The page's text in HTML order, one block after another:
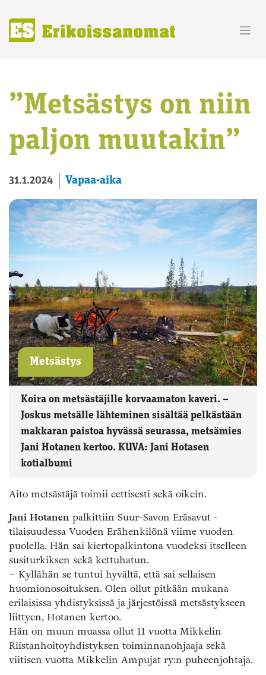
content
”Metsästys on niin
paljon muutakin”
31.1.2024 Vapaa-aika
Metsästys
Koira on metsästäjille korvaamaton kaveri. –
Joskus metsälle lähteminen sisältää pelkästään
makkaran paistoa hyvässä seurassa, metsämies
Jani Hotanen kertoo. KUVA: Jani Hotasen
kotialbumi
Aito metsästäjä toimii eettisesti sekä oikein.
Jani Hotanen palkittiin Suur-Savon Eräsavut -
tilaisuudessa Vuoden Erähenkilönä viime vuoden
puolella. Hän sai kiertopalkintona vuodeksi itselleen
susiturkiksen sekä kettuhatun.
– Kyllähän se tuntui hyvältä, että sai sellaisen
huomionosoituksen. Olen ollut pitkään mukana
erilaisissa yhdistyksissä ja järjestöissä metsästykseen
liittyen, Hotanen kertoo.
Hän on muun muassa ollut 11 vuotta Mikkelin
Riistanhoitoyhdistyksen toiminnanohjaaja sekä
viitisen vuotta Mikkelin Ampujat ry:n puheenjohtaja.